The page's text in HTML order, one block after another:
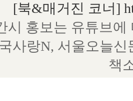
[북&매거진 코너]
시 홍보는 유튜브
사랑N, 서울오늘
책